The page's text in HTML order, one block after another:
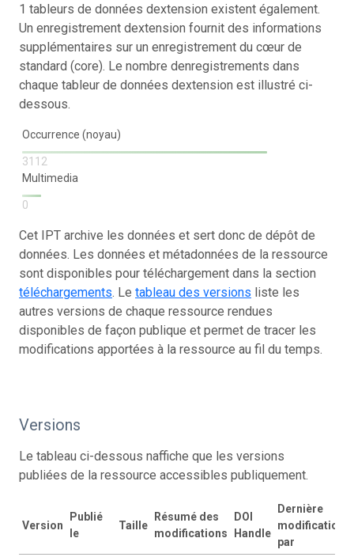
1 tableurs de données dextension existent également.
Un enregistrement dextension fournit des informations
supplémentaires sur un enregistrement du cœur de
standard (core). Le nombre denregistrements dans
chaque tableur de données dextension est illustré ci-
dessous.
Occurrence (noyau)
3112
Multimedia
0
Cet IPT archive les données et sert donc de dépôt de
données. Les données et métadonnées de la ressource
sont disponibles pour téléchargement dans la section
téléchargements. Le tableau des versions liste les
autres versions de chaque ressource rendues
disponibles de façon publique et permet de tracer les
modifications apportées à la ressource au fil du temps.
Versions
Le tableau ci-dessous naffiche que les versions
publiées de la ressource accessibles publiquement.
Version
Publié
le
Taille
Résumé des
modifications
DOI
Handle
Dernière
modification
par